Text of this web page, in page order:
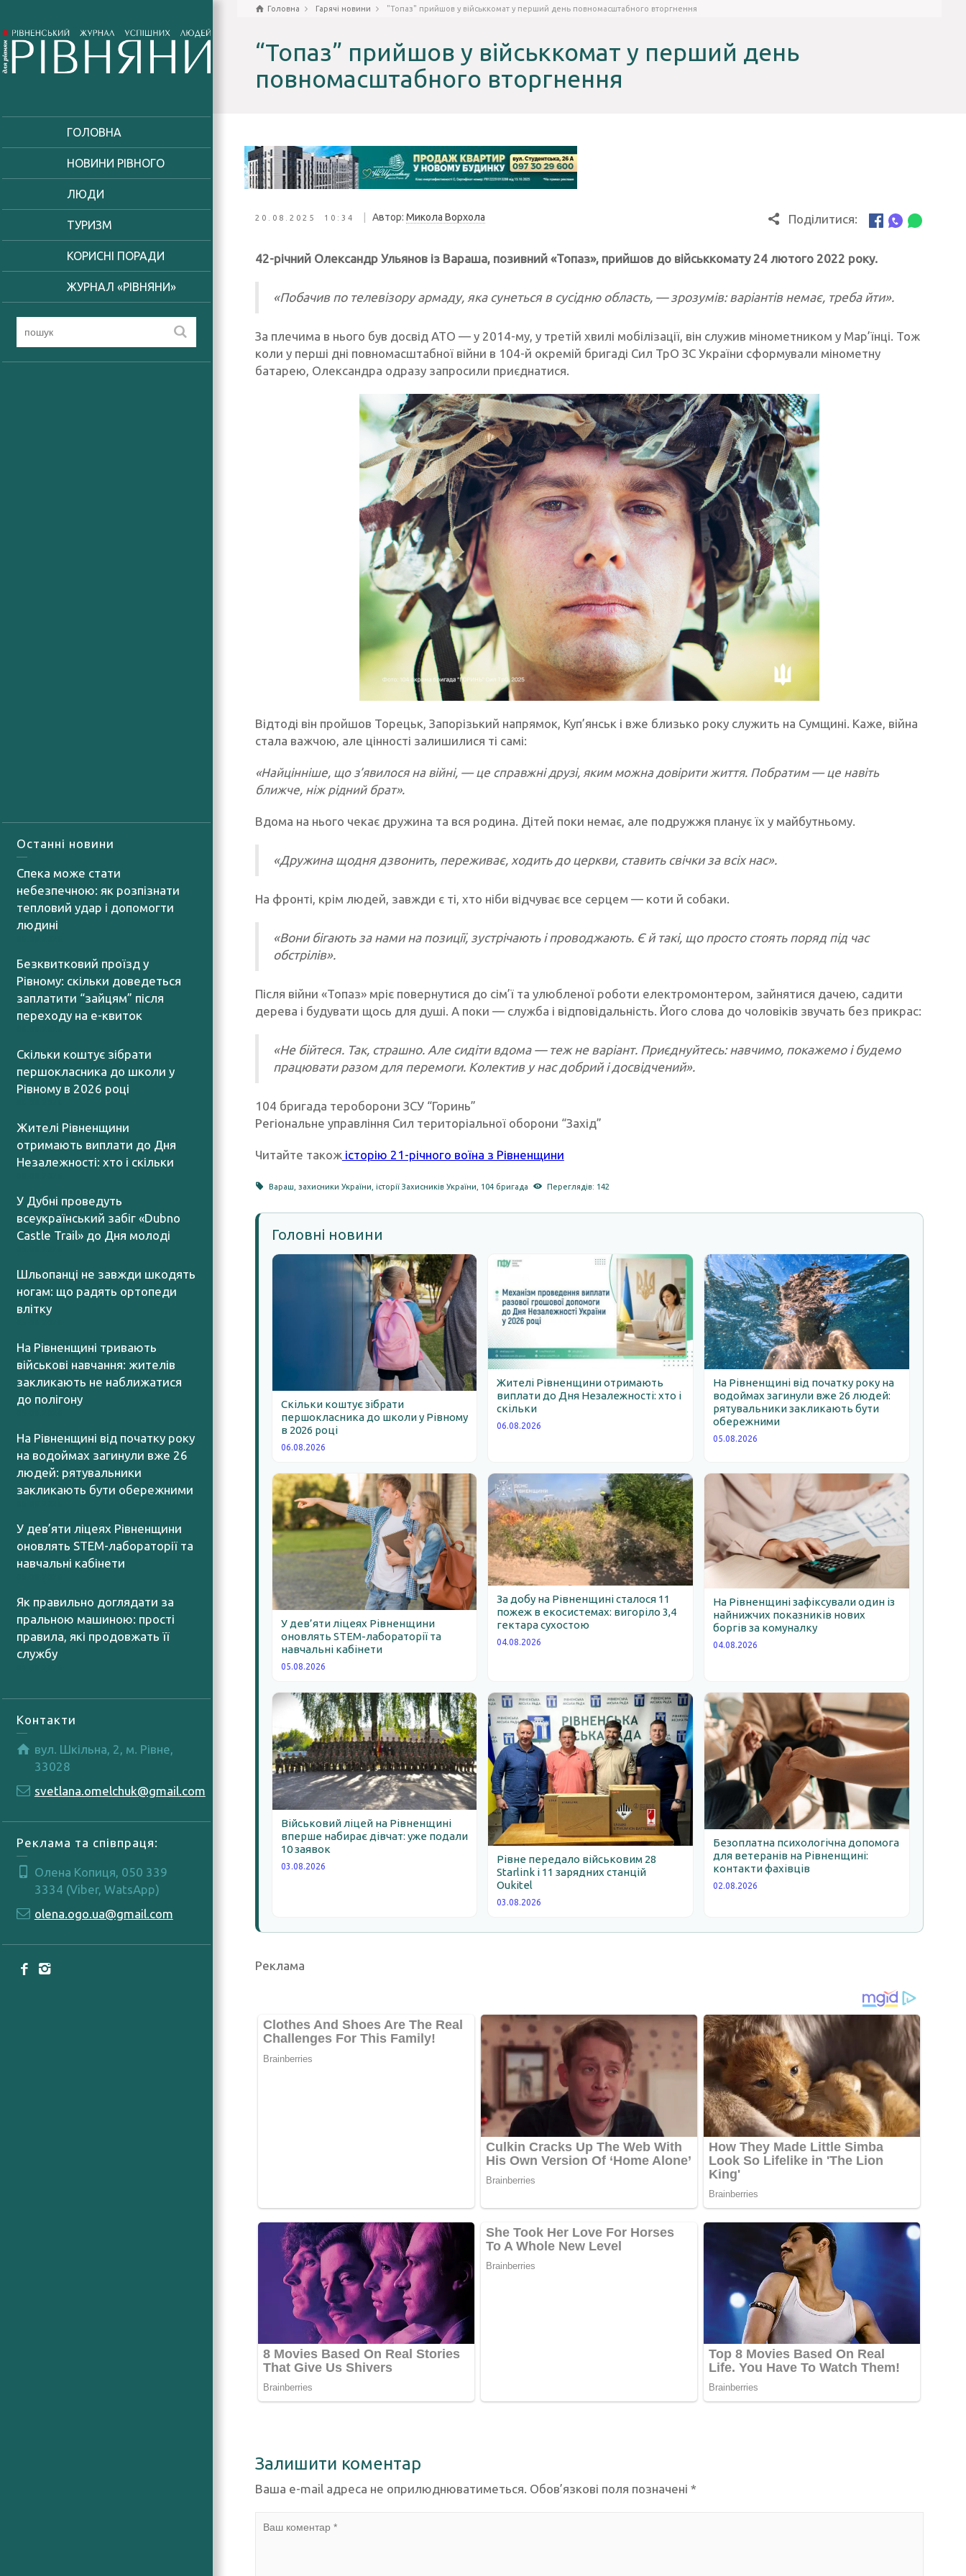
ГОЛОВНА
НОВИНИ РІВНОГО
ЛЮДИ
ТУРИЗМ
КОРИСНІ ПОРАДИ
ЖУРНАЛ «РІВНЯНИ»
Останні новини
Спека може стати
небезпечною: як розпізнати
тепловий удар і допомогти
людині
Безквитковий проїзд у
Рівному: скільки доведеться
заплатити “зайцям” після
переходу на е-квиток
Скільки коштує зібрати
першокласника до школи у
Рівному в 2026 році
Жителі Рівненщини
отримають виплати до Дня
Незалежності: хто і скільки
У Дубні проведуть
всеукраїнський забіг «Dubno
Castle Trail» до Дня молоді
Шльопанці не завжди шкодять
ногам: що радять ортопеди
влітку
На Рівненщині тривають
військові навчання: жителів
закликають не наближатися
до полігону
На Рівненщині від початку року
на водоймах загинули вже 26
людей: рятувальники
закликають бути обережними
У дев’яти ліцеях Рівненщини
оновлять STEM-лабораторії та
навчальні кабінети
Як правильно доглядати за
пральною машиною: прості
правила, які продовжать її
службу
Контакти
вул. Шкільна, 2, м. Рівне,
33028
svetlana.omelchuk@gmail.com
Реклама та співпраця:
Олена Копиця, 050 339
3334 (Viber, WatsApp)
olena.ogo.ua@gmail.com
Головна Гарячі новини "Топаз" прийшов у військкомат у перший день повномасштабного вторгнення
“Топаз” прийшов у військкомат у перший день
повномасштабного вторгнення
20.08.2025 10:34 Автор: Микола Ворхола Поділитися:
42-річний Олександр Ульянов із Вараша, позивний «Топаз», прийшов до військкомату 24 лютого 2022 року.
«Побачив по телевізору армаду, яка сунеться в сусідню область, — зрозумів: варіантів немає, треба йти».
За плечима в нього був досвід АТО — у 2014-му, у третій хвилі мобілізації, він служив мінометником у Мар’їнці. Тож
коли у перші дні повномасштабної війни в 104-й окремій бригаді Сил ТрО ЗС України сформували мінометну
батарею, Олександра одразу запросили приєднатися.
Відтоді він пройшов Торецьк, Запорізький напрямок, Куп’янськ і вже близько року служить на Сумщині. Каже, війна
стала важчою, але цінності залишилися ті самі:
«Найцінніше, що з’явилося на війні, — це справжні друзі, яким можна довірити життя. Побратим — це навіть
ближче, ніж рідний брат».
Вдома на нього чекає дружина та вся родина. Дітей поки немає, але подружжя планує їх у майбутньому.
«Дружина щодня дзвонить, переживає, ходить до церкви, ставить свічки за всіх нас».
На фронті, крім людей, завжди є ті, хто ніби відчуває все серцем — коти й собаки.
«Вони бігають за нами на позиції, зустрічають і проводжають. Є й такі, що просто стоять поряд під час
обстрілів».
Після війни «Топаз» мріє повернутися до сім’ї та улюбленої роботи електромонтером, зайнятися дачею, садити
дерева і будувати щось для душі. А поки — служба і відповідальність. Його слова до чоловіків звучать без прикрас:
«Не бійтеся. Так, страшно. Але сидіти вдома — теж не варіант. Приєднуйтесь: навчимо, покажемо і будемо
працювати разом для перемоги. Колектив у нас добрий і досвідчений».
104 бригада тероборони ЗСУ “Горинь”
Регіональне управління Сил територіальної оборони “Захід”
Читайте такожісторію 21-річного воїна з Рівненщини
Вараш ,захисники України ,історії Захисників України 104 бригада Переглядів: 142
Головні новини
Скільки коштує зібрати
першокласника до школи у Рівному
в 2026 році
06.08.2026
Жителі Рівненщини отримають
виплати до Дня Незалежності: хто і
скільки
06.08.2026
На Рівненщині від початку року на
водоймах загинули вже 26 людей:
рятувальники закликають бути
обережними
05.08.2026
У дев’яти ліцеях Рівненщини
оновлять STEM-лабораторії та
навчальні кабінети
05.08.2026
За добу на Рівненщині сталося 11
пожеж в екосистемах: вигоріло 3,4
гектара сухостою
04.08.2026
На Рівненщині зафіксували один із
найнижчих показників нових
боргів за комуналку
04.08.2026
Військовий ліцей на Рівненщині
вперше набирає дівчат: уже подали
10 заявок
03.08.2026
Рівне передало військовим 28
Starlink і 11 зарядних станцій
Oukitel
03.08.2026
Безоплатна психологічна допомога
для ветеранів на Рівненщині:
контакти фахівців
02.08.2026
Реклама
Залишити коментар
Ваша e-mail адреса не оприлюднюватиметься. Обов’язкові поля позначені *